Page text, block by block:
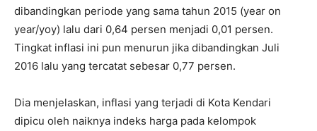
dibandingkan periode yang sama tahun 2015 (year on
year/yoy) lalu dari 0,64 persen menjadi 0,01 persen.
Tingkat inflasi ini pun menurun jika dibandingkan Juli
2016 lalu yang tercatat sebesar 0,77 persen.
Dia menjelaskan, inflasi yang terjadi di Kota Kendari
dipicu oleh naiknya indeks harga pada kelompok